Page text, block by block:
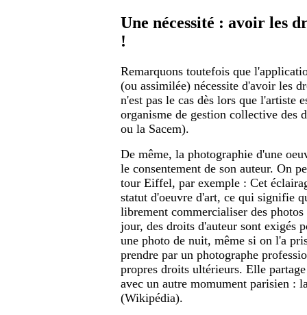
Une nécessité : avoir les
!
Remarquons toutefois que
(ou assimilée) nécessite d'avoir les
n'est pas le cas dès lors que l'artiste
organisme de gestion collective des
ou la Sacem).
De même, la photographie d'une
le consentement de son auteur. On
tour Eiffel, par exemple : Cet
statut d'oeuvre d'art, ce qui signifie
librement commercialiser des
jour, des droits d'auteur sont exigés
une photo de nuit, même si on l'a
prendre par un photographe
propres droits ultérieurs. Elle
avec un autre momument parisien :
(Wikipédia).